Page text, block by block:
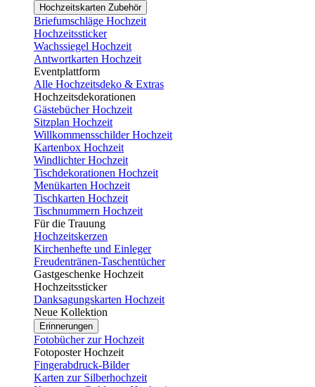
Hochzeitskarten Zubehör
Briefumschläge Hochzeit
Hochzeitssticker
Wachssiegel Hochzeit
Antwortkarten Hochzeit
Eventplattform
Alle Hochzeitsdeko & Extras
Hochzeitsdekorationen
Gästebücher Hochzeit
Sitzplan Hochzeit
Willkommensschilder Hochzeit
Kartenbox Hochzeit
Windlichter Hochzeit
Tischdekorationen Hochzeit
Menükarten Hochzeit
Tischkarten Hochzeit
Tischnummern Hochzeit
Für die Trauung
Hochzeitskerzen
Kirchenhefte und Einleger
Freudentränen-Taschentücher
Gastgeschenke Hochzeit
Hochzeitssticker
Danksagungskarten Hochzeit
Neue Kollektion
Erinnerungen
Fotobücher zur Hochzeit
Fotoposter Hochzeit
Fingerabdruck-Bilder
Karten zur Silberhochzeit